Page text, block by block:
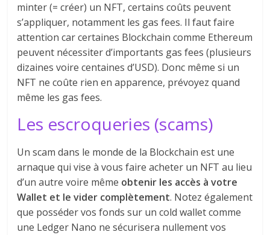
minter (= créer) un NFT, certains coûts peuvent
s’appliquer, notamment les gas fees. Il faut faire
attention car certaines Blockchain comme Ethereum
peuvent nécessiter d’importants gas fees (plusieurs
dizaines voire centaines d’USD). Donc même si un
NFT ne coûte rien en apparence, prévoyez quand
même les gas fees.
Les escroqueries (scams)
Un scam dans le monde de la Blockchain est une
arnaque qui vise à vous faire acheter un NFT au lieu
d’un autre voire même obtenir les accès à votre
Wallet et le vider complètement. Notez également
que posséder vos fonds sur un cold wallet comme
une Ledger Nano ne sécurisera nullement vos